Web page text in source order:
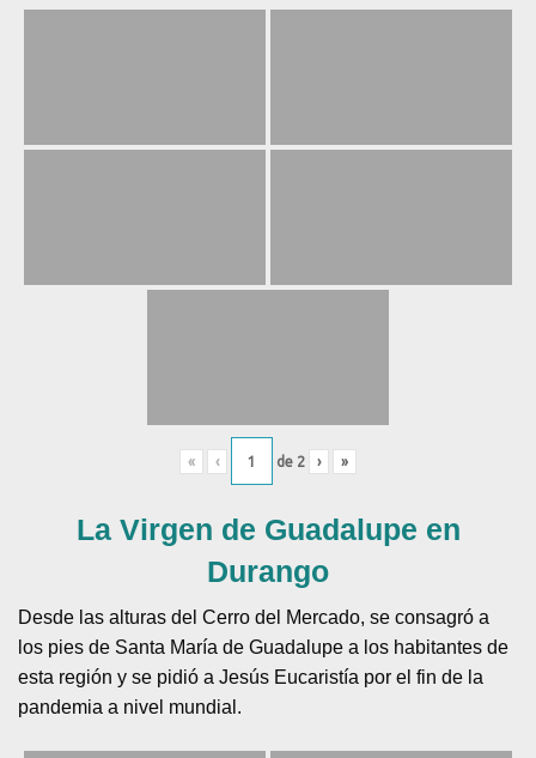
« ‹ de 2 › »
La Virgen de Guadalupe en
Durango
Desde las alturas del Cerro del Mercado, se consagró a
los pies de Santa María de Guadalupe a los habitantes de
esta región y se pidió a Jesús Eucaristía por el fin de la
pandemia a nivel mundial.